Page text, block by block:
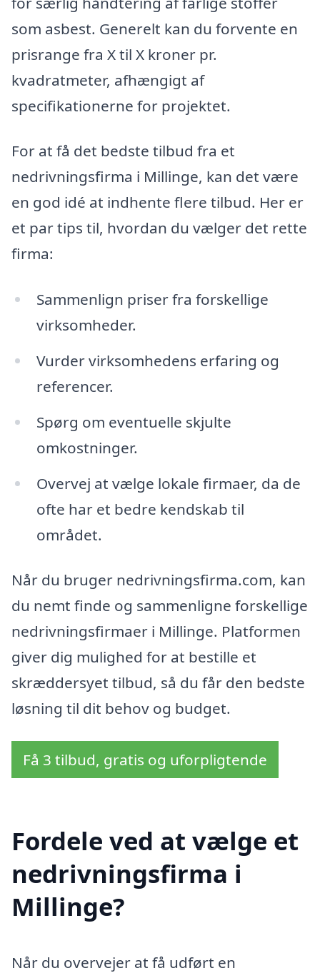
som asbest. Generelt kan du forvente en
prisrange fra X til X kroner pr.
kvadratmeter, afhængigt af
specifikationerne for projektet.
For at få det bedste tilbud fra et
nedrivningsfirma i Millinge, kan det være
en god idé at indhente flere tilbud. Her er
et par tips til, hvordan du vælger det rette
firma:
Sammenlign priser fra forskellige
virksomheder.
Vurder virksomhedens erfaring og
referencer.
Spørg om eventuelle skjulte
omkostninger.
Overvej at vælge lokale firmaer, da de
ofte har et bedre kendskab til
området.
Når du bruger nedrivningsfirma.com, kan
du nemt finde og sammenligne forskellige
nedrivningsfirmaer i Millinge. Platformen
giver dig mulighed for at bestille et
skræddersyet tilbud, så du får den bedste
løsning til dit behov og budget.
Få 3 tilbud, gratis og uforpligtende
Fordele ved at vælge et
nedrivningsfirma i
Millinge?
Når du overvejer at få udført en